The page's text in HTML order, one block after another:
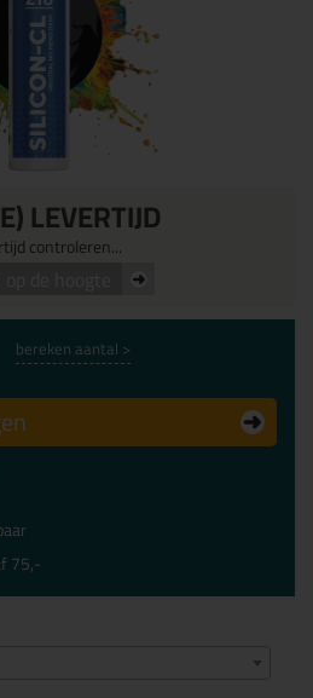
LEVERTIJD
controleren...
bereken aantal >
75,-